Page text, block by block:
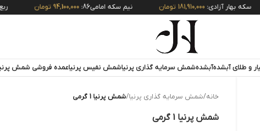
سکه بهار آزادی:181,910,000 تومان نیم سکه امامی86: 94,100,000 تومان ربع
آبشدهشمش سرمایه گذاری پرنیاشمش نفیس پرنیاعمده فروشی شمش
خانه/شمش سرمایه گذاری پرنیا/شمش پرنیا 1 گرمی
شمش پرنیا 1 گرمی